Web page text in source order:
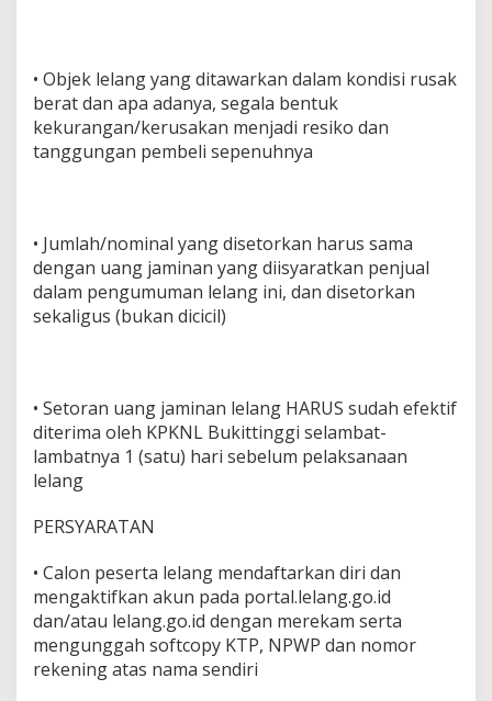
• Objek lelang yang ditawarkan dalam kondisi rusak
berat dan apa adanya, segala bentuk
kekurangan/kerusakan menjadi resiko dan
tanggungan pembeli sepenuhnya
• Jumlah/nominal yang disetorkan harus sama
dengan uang jaminan yang diisyaratkan penjual
dalam pengumuman lelang ini, dan disetorkan
sekaligus (bukan dicicil)
• Setoran uang jaminan lelang HARUS sudah efektif
diterima oleh KPKNL Bukittinggi selambat-
lambatnya 1 (satu) hari sebelum pelaksanaan
lelang
PERSYARATAN
• Calon peserta lelang mendaftarkan diri dan
mengaktifkan akun pada portal.lelang.go.id
dan/atau lelang.go.id dengan merekam serta
mengunggah softcopy KTP, NPWP dan nomor
rekening atas nama sendiri